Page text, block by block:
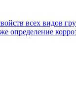
всех видов
определение